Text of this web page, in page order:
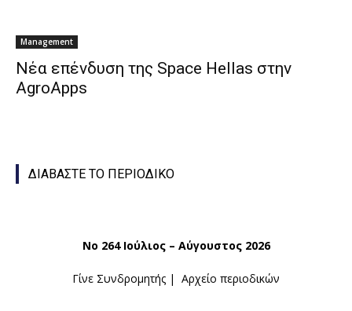
Management
Νέα επένδυση της Space Hellas στην
AgroApps
ΔΙΑΒΑΣΤΕ ΤΟ ΠΕΡΙΟΔΙΚΟ
Νο 264 Ιούλιος – Αύγουστος 2026
Γίνε Συνδρομητής | Αρχείο περιοδικών